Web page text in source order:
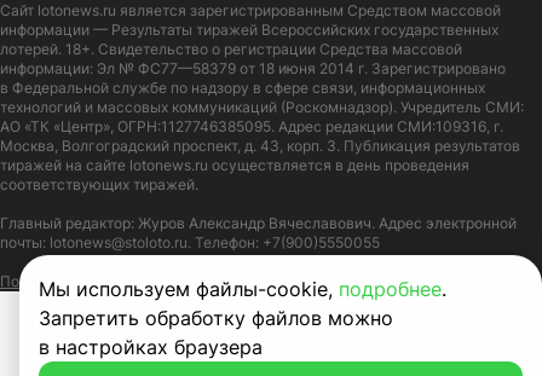
Мы используем файлы-cookie, подробнее.
Запретить обработку файлов можно
в настройках браузера
Сайт lotonews.ru является зарегистрированным Средством массовой
информации — Результаты тиражей Всероссийских государственных
лотерей. 18+. Свидетельство о регистрации Средства массовой
информации: Эл № ФС77—58379 от 18 июня 2014 г. Зарегистрировано
в Федеральной службе по надзору в сфере связи, информационных
технологий и массовых коммуникаций (Роскомнадзор). Учредитель СМИ:
АО «ТК «Центр», ОГРН:1127746385095. Адрес редакции СМИ:109316, г.
Москва, Волгоградский проспект, д. 43, корп. 3. Публикация результатов
тиражей на сайте lotonews.ru осуществляется в день проведения
соответствующих тиражей.
Главный редактор: Журов Александр Вячеславович. Адрес электронной
почты: lotonews@stoloto.ru. Телефон: +7(900)5550055
Политика в отношении обработки персональных данныхПравила Cookie